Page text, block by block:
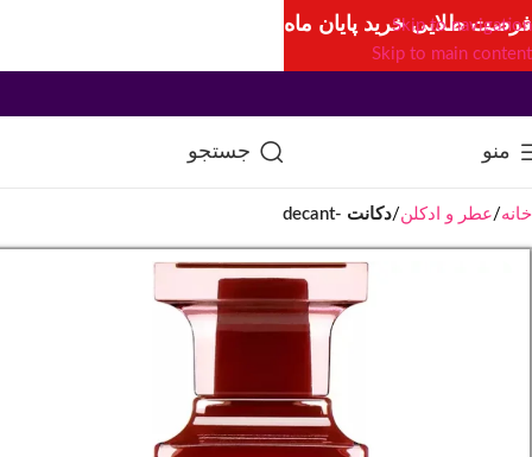
Skip to navigation
Skip to main content
منو جستجو
خانه عطر و ادکلن دکانت -decant
فرصت طلایی خرید پایان ماه